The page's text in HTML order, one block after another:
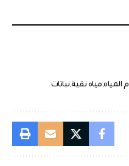
مياه نقية نباتات